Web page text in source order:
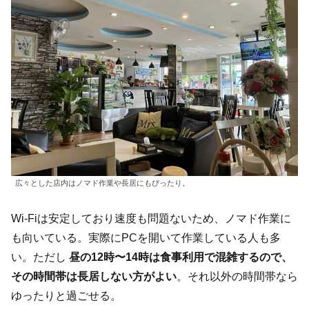
広々とした店内はノマド作業や長居にもぴったり。
Wi-Fiは安定しており速度も問題ないため、ノマド作業に
も向いている。実際にPCを開いて作業している人も多
い。ただし 昼の12時〜14時は食事利用で混雑するので、
その時間帯は長居しない方がよい。それ以外の時間帯なら
ゆったりと過ごせる。